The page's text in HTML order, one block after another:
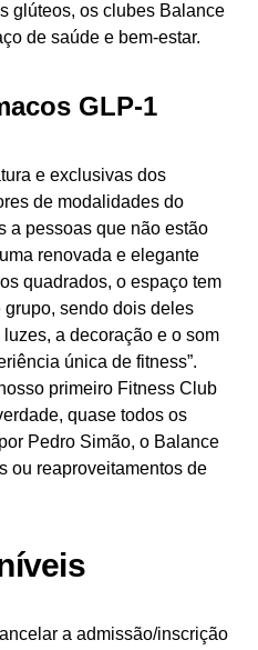
glúteos, os clubes Balance
de saúde e bem-estar.
GLP-1
e exclusivas dos
de modalidades do
a pessoas que não estão
renovada e elegante
quadrados, o espaço tem
sendo dois deles
a decoração e o som
única de fitness”.
primeiro Fitness Club
quase todos os
Pedro Simão, o Balance
ou reaproveitamentos de
a admissão/inscrição